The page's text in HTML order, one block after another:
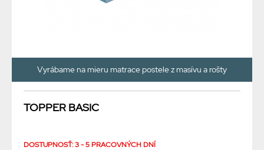
Vyrábame na mieru matrace postele z masívu a rošty
TOPPER BASIC
DOSTUPNOSŤ: 3 - 5 PRACOVNÝCH DNÍ